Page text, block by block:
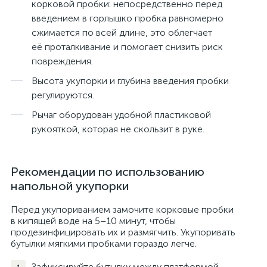
корковой пробки: непосредственно перед
введением в горлышко пробка равномерно
сжимается по всей длине, это облегчает
её проталкивание и помогает снизить риск
повреждения.
Высота укупорки и глубина введения пробки
регулируются.
Рычаг оборудован удобной пластиковой
рукояткой, которая не скользит в руке.
Рекомендации по использованию
напольной укупорки
Перед укупориванием замочите корковые пробки
в кипящей воде на 5–10 минут, чтобы
продезинфицировать их и размягчить. Укупоривать
бутылки мягкими пробками гораздо легче.